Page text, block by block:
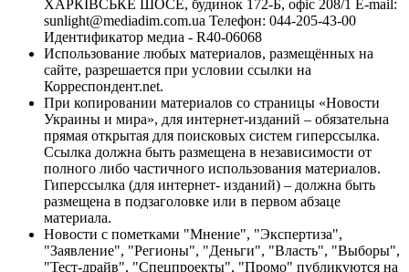
ХАРКІВСЬКЕ ШОСЕ, будинок 172-Б, офіс 208/1 E-mail:
sunlight@mediadim.com.ua Телефон: 044-205-43-00
Идентификатор медиа - R40-06068
Использование любых материалов, размещённых на
сайте, разрешается при условии ссылки на
Корреспондент.net.
При копировании материалов со страницы «Новости
Украины и мира», для интернет-изданий – обязательна
прямая открытая для поисковых систем гиперссылка.
Ссылка должна быть размещена в независимости от
полного либо частичного использования материалов.
Гиперссылка (для интернет- изданий) – должна быть
размещена в подзаголовке или в первом абзаце
материала.
Новости с пометками "Мнение", "Экспертиза",
"Заявление", "Регионы", "Деньги", "Власть", "Выборы",
"Тест-драйв", "Спецпроекты", "Промо" публикуются на